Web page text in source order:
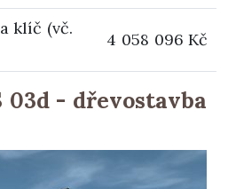
klíč (vč.
4 058 096 Kč
03d - dřevostavba